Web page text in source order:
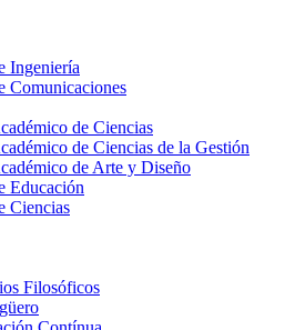
Ingeniería
Comunicaciones
de Ciencias
de Ciencias de la Gestión
de Arte y Diseño
Educación
Ciencias
Filosóficos